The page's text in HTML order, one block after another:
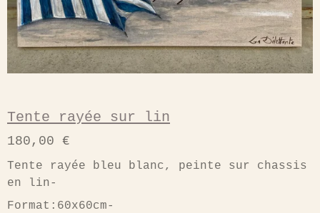
Tente rayée sur lin
180,00 €
Tente rayée bleu blanc, peinte sur chassis
en lin-
Format:60x60cm-